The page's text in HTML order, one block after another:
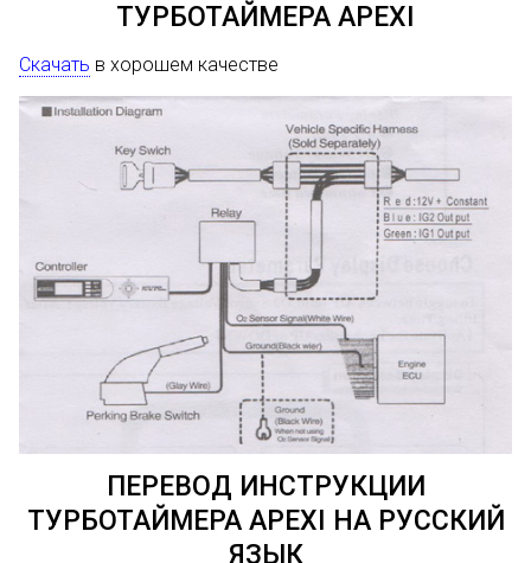
ТУРБОТАЙМЕРА APEXI
Скачать в хорошем качестве
ПЕРЕВОД ИНСТРУКЦИИ
ТУРБОТАЙМЕРА APEXI НА РУССКИЙ
ЯЗЫК